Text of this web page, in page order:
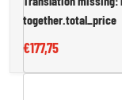
together.total_price
€177,75